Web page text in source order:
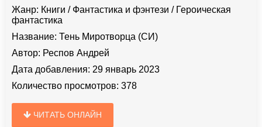
Жанр: Книги / Фантастика и фэнтези / Героическая
фантастика
Название: Тень Миротворца (СИ)
Автор: Респов Андрей
Дата добавления: 29 январь 2023
Количество просмотров: 378
ЧИТАТЬ ОНЛАЙН